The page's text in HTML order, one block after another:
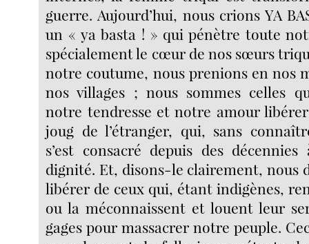
guerre. Aujourd’hui, nous crions YA
un « ya basta ! » qui pénètre toute
spécialement le cœur de nos sœurs
notre coutume, nous prenions en nos
nos villages ; nous sommes celles
notre tendresse et notre amour
joug de l’étranger, qui, sans
s’est consacré depuis des
dignité. Et, disons-le clairement, nous
libérer de ceux qui, étant indigènes,
ou la méconnaissent et louent leur
gages pour massacrer notre peuple.